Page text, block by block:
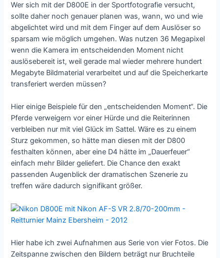
Wer sich mit der D800E in der Sportfotografie versucht,
sollte daher noch genauer planen was, wann, wo und wie
abgelichtet wird und mit dem Finger auf dem Auslöser so
sparsam wie möglich umgehen. Was nutzen 36 Megapixel
wenn die Kamera im entscheidenden Moment nicht
auslösebereit ist, weil gerade mal wieder mehrere hundert
Megabyte Bildmaterial verarbeitet und auf die Speicherkarte
transferiert werden müssen?
Hier einige Beispiele für den „entscheidenden Moment“. Die
Pferde verweigern vor einer Hürde und die Reiterinnen
verbleiben nur mit viel Glück im Sattel. Wäre es zu einem
Sturz gekommen, so hätte man diesen mit der D800
festhalten können, aber eine D4 hätte im „Dauerfeuer“
einfach mehr Bilder geliefert. Die Chance den exakt
passenden Augenblick der dramatischen Szenerie zu
treffen wäre dadurch signifikant größer.
Hier habe ich zwei Aufnahmen aus Serie von vier Fotos. Die
Zeitspanne zwischen den Bildern beträgt nur Bruchteile